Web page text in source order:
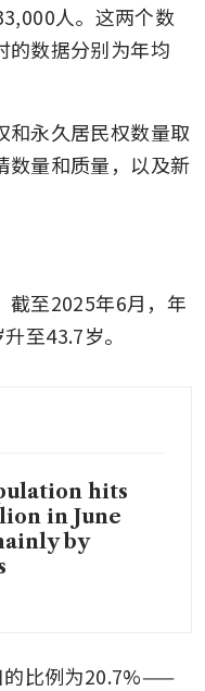
人。这两个数
的数据分别为年均
和永久居民权数量取
数量和质量，以及新
截至2025年6月，年
至43.7岁。
hits
in June
by
的比例为20.7%——